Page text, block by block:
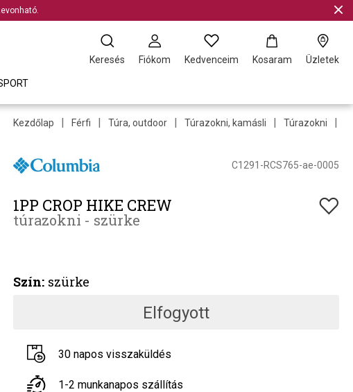
Keresés Fiókom Kedvenceim Kosaram Üzletek
Kezdőlap | Férfi | Túra, outdoor | Túrazokni, kamásli | Túrazokni |
C1291-RCS765-ae-0005
1PP CROP HIKE CREW
túrazokni - szürke
Szín: szürke
Elfogyott
30 napos visszaküldés
1-2 munkanapos szállítás